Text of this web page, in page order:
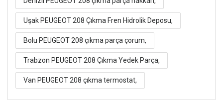
Uşak PEUGEOT 208 Çıkma Fren Hidrolik Deposu,
Bolu PEUGEOT 208 çıkma parça çorum,
Trabzon PEUGEOT 208 Çıkma Yedek Parça,
Van PEUGEOT 208 çıkma termostat,